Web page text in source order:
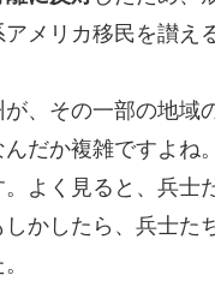
メリカ移民を讃え
、その一部の地域
だか複雑ですよね
よく見ると、兵士
かしたら、兵士た